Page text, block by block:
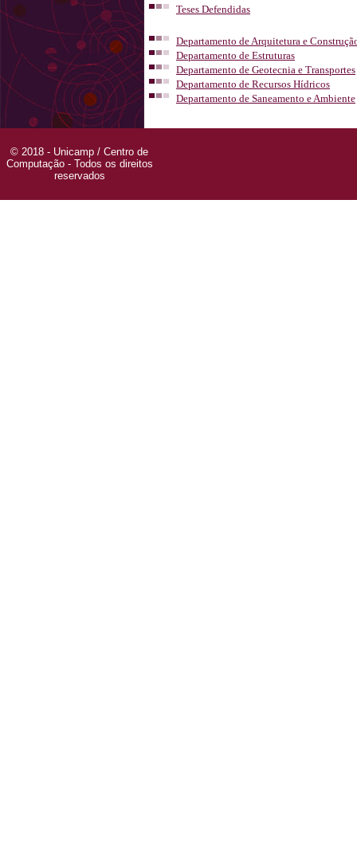
Teses Defendidas
Departamento de Arquitetura e
Departamento de Estruturas
Departamento de Geotecnia e Transportes
Departamento de Recursos Hídricos
Departamento de Saneamento e Ambiente
© 2018 - Unicamp / Centro de
Computação - Todos os direitos
reservados